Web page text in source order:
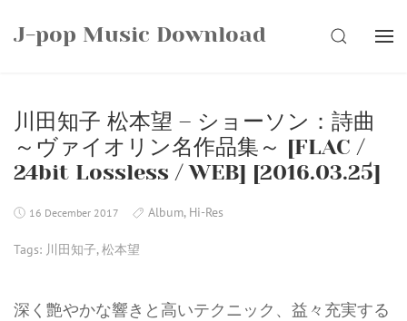
J-pop Music Download SEARCH
川田知子 松本望 – ショーソン：詩曲
～ヴァイオリン名作品集～ [FLAC /
24bit Lossless / WEB] [2016.03.25]
16 December 2017 Album, Hi-Res
Tags: 川田知子,松本望
深く艶やかな響きと高いテクニック、益々充実する